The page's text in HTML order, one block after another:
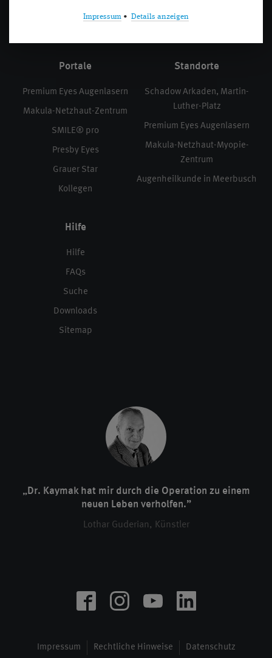
Portale
Premium Eyes Augenlasern
Makula-Netzhaut-Zentrum
SMILE® pro
Presby Eyes
Grauer Star
Kollegen
Standorte
Schadow Arkaden, Martin-
Luther-Platz
Premium Eyes Augenlasern
Makula-Netzhaut-Myopie-
Zentrum
Augenheilkunde in Meerbusch
Hilfe
Hilfe
FAQs
Suche
Downloads
Sitemap
„Dr. Kaymak hat mir durch die Operation zu einem
neuen Leben verholfen.”
Lothar Guderian, Künstler
Impressum Rechtliche Hinweise Datenschutz
Impressum • Details anzeigen